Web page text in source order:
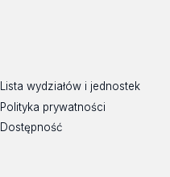
Lista wydziałów i jednostek
Polityka prywatności
Dostępność